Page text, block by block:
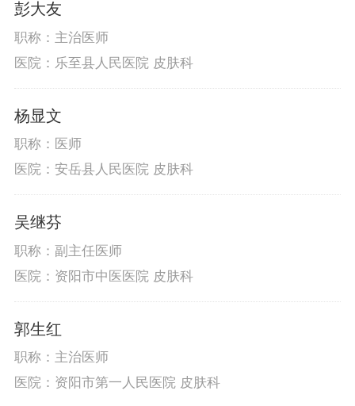
彭大友
职称：主治医师
医院：乐至县人民医院 皮肤科
杨显文
职称：医师
医院：安岳县人民医院 皮肤科
吴继芬
职称：副主任医师
医院：资阳市中医医院 皮肤科
郭生红
职称：主治医师
医院：资阳市第一人民医院 皮肤科